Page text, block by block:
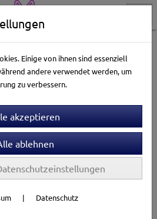
Royal Canin
Sortierung wählen
Einige von ihnen sind essenziell
andere verwendet werden, um
zu verbessern.
| Datenschutz